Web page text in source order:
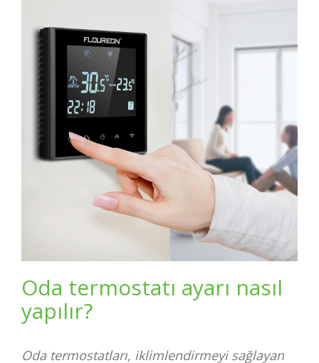
Oda termostatı ayarı nasıl
yapılır?
Oda termostatları, iklimlendirmeyi sağlayan